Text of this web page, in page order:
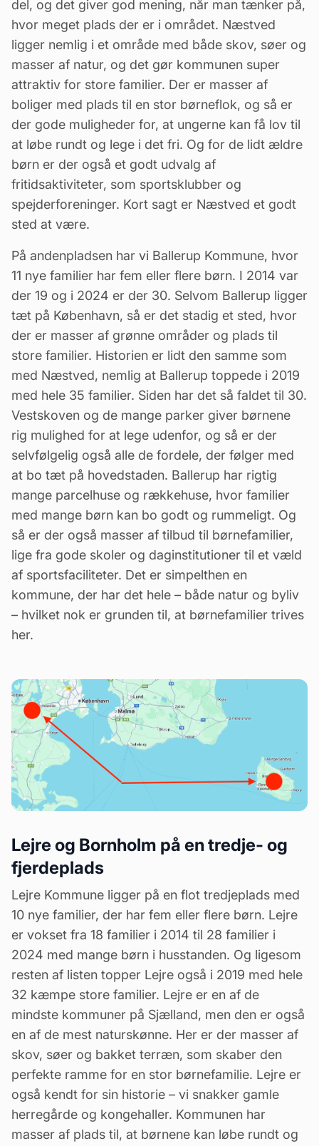
del, og det giver god mening, når man tænker på,
hvor meget plads der er i området. Næstved
ligger nemlig i et område med både skov, søer og
masser af natur, og det gør kommunen super
attraktiv for store familier. Der er masser af
boliger med plads til en stor børneflok, og så er
der gode muligheder for, at ungerne kan få lov til
at løbe rundt og lege i det fri. Og for de lidt ældre
børn er der også et godt udvalg af
fritidsaktiviteter, som sportsklubber og
spejderforeninger. Kort sagt er Næstved et godt
sted at være.
På andenpladsen har vi Ballerup Kommune, hvor
11 nye familier har fem eller flere børn. I 2014 var
der 19 og i 2024 er der 30. Selvom Ballerup ligger
tæt på København, så er det stadig et sted, hvor
der er masser af grønne områder og plads til
store familier. Historien er lidt den samme som
med Næstved, nemlig at Ballerup toppede i 2019
med hele 35 familier. Siden har det så faldet til 30.
Vestskoven og de mange parker giver børnene
rig mulighed for at lege udenfor, og så er der
selvfølgelig også alle de fordele, der følger med
at bo tæt på hovedstaden. Ballerup har rigtig
mange parcelhuse og rækkehuse, hvor familier
med mange børn kan bo godt og rummeligt. Og
så er der også masser af tilbud til børnefamilier,
lige fra gode skoler og daginstitutioner til et væld
af sportsfaciliteter. Det er simpelthen en
kommune, der har det hele – både natur og byliv
– hvilket nok er grunden til, at børnefamilier trives
her.
Lejre og Bornholm på en tredje- og
fjerdeplads
Lejre Kommune ligger på en flot tredjeplads med
10 nye familier, der har fem eller flere børn. Lejre
er vokset fra 18 familier i 2014 til 28 familier i
2024 med mange børn i husstanden. Og ligesom
resten af listen topper Lejre også i 2019 med hele
32 kæmpe store familier. Lejre er en af de
mindste kommuner på Sjælland, men den er også
en af de mest naturskønne. Her er der masser af
skov, søer og bakket terræn, som skaber den
perfekte ramme for en stor børnefamilie. Lejre er
også kendt for sin historie – vi snakker gamle
herregårde og kongehaller. Kommunen har
masser af plads til, at børnene kan løbe rundt og